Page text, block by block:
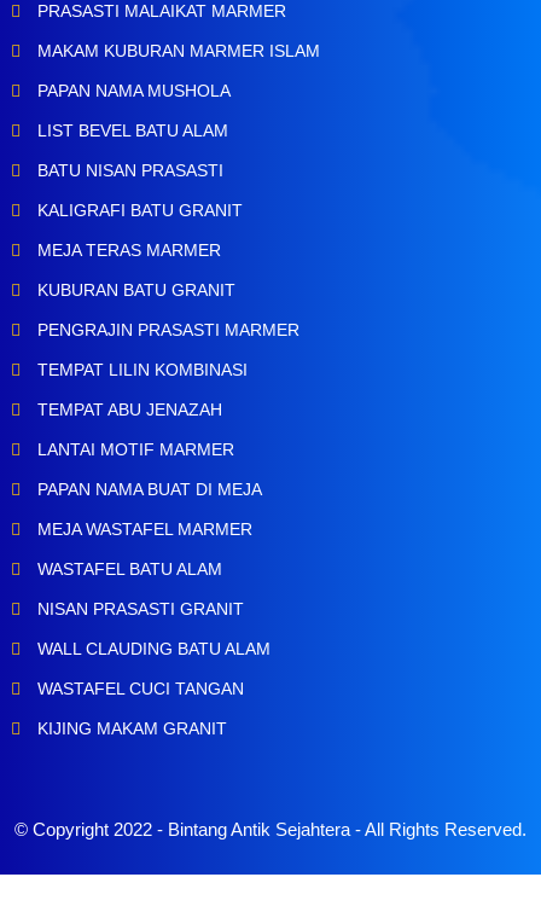
PRASASTI MALAIKAT MARMER
MAKAM KUBURAN MARMER ISLAM
PAPAN NAMA MUSHOLA
LIST BEVEL BATU ALAM
BATU NISAN PRASASTI
KALIGRAFI BATU GRANIT
MEJA TERAS MARMER
KUBURAN BATU GRANIT
PENGRAJIN PRASASTI MARMER
TEMPAT LILIN KOMBINASI
TEMPAT ABU JENAZAH
LANTAI MOTIF MARMER
PAPAN NAMA BUAT DI MEJA
MEJA WASTAFEL MARMER
WASTAFEL BATU ALAM
NISAN PRASASTI GRANIT
WALL CLAUDING BATU ALAM
WASTAFEL CUCI TANGAN
KIJING MAKAM GRANIT
© Copyright 2022 - Bintang Antik Sejahtera- All Rights Reserved.